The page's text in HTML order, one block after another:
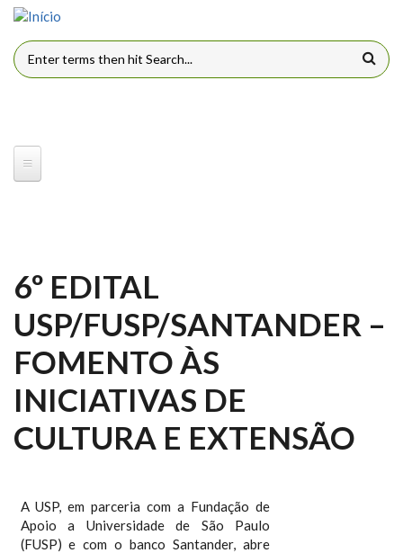
Pular para o conteúdo principal
FORMULÁRIO DE BUSCA
6º EDITAL
USP/FUSP/SANTANDER –
FOMENTO ÀS
INICIATIVAS DE
CULTURA E EXTENSÃO
A USP, em parceria com a Fundação de
Apoio a Universidade de São Paulo
(FUSP) e com o banco Santander, abre